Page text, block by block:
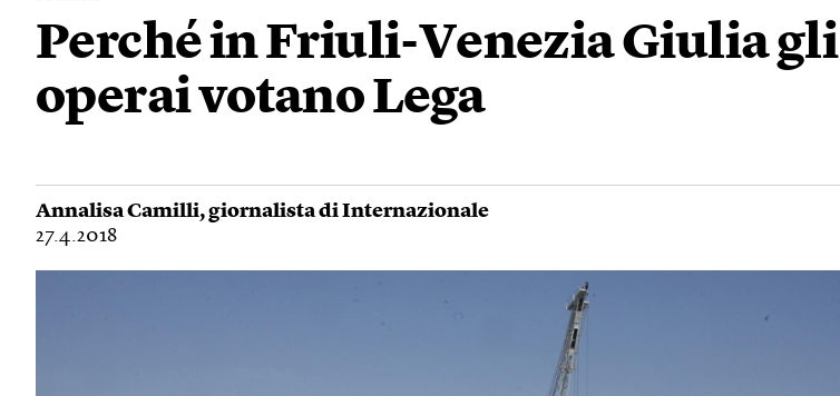
Perché in Friuli-Venezia Giulia gli
operai votano Lega
Annalisa Camilli, giornalista di Internazionale
27.4.2018